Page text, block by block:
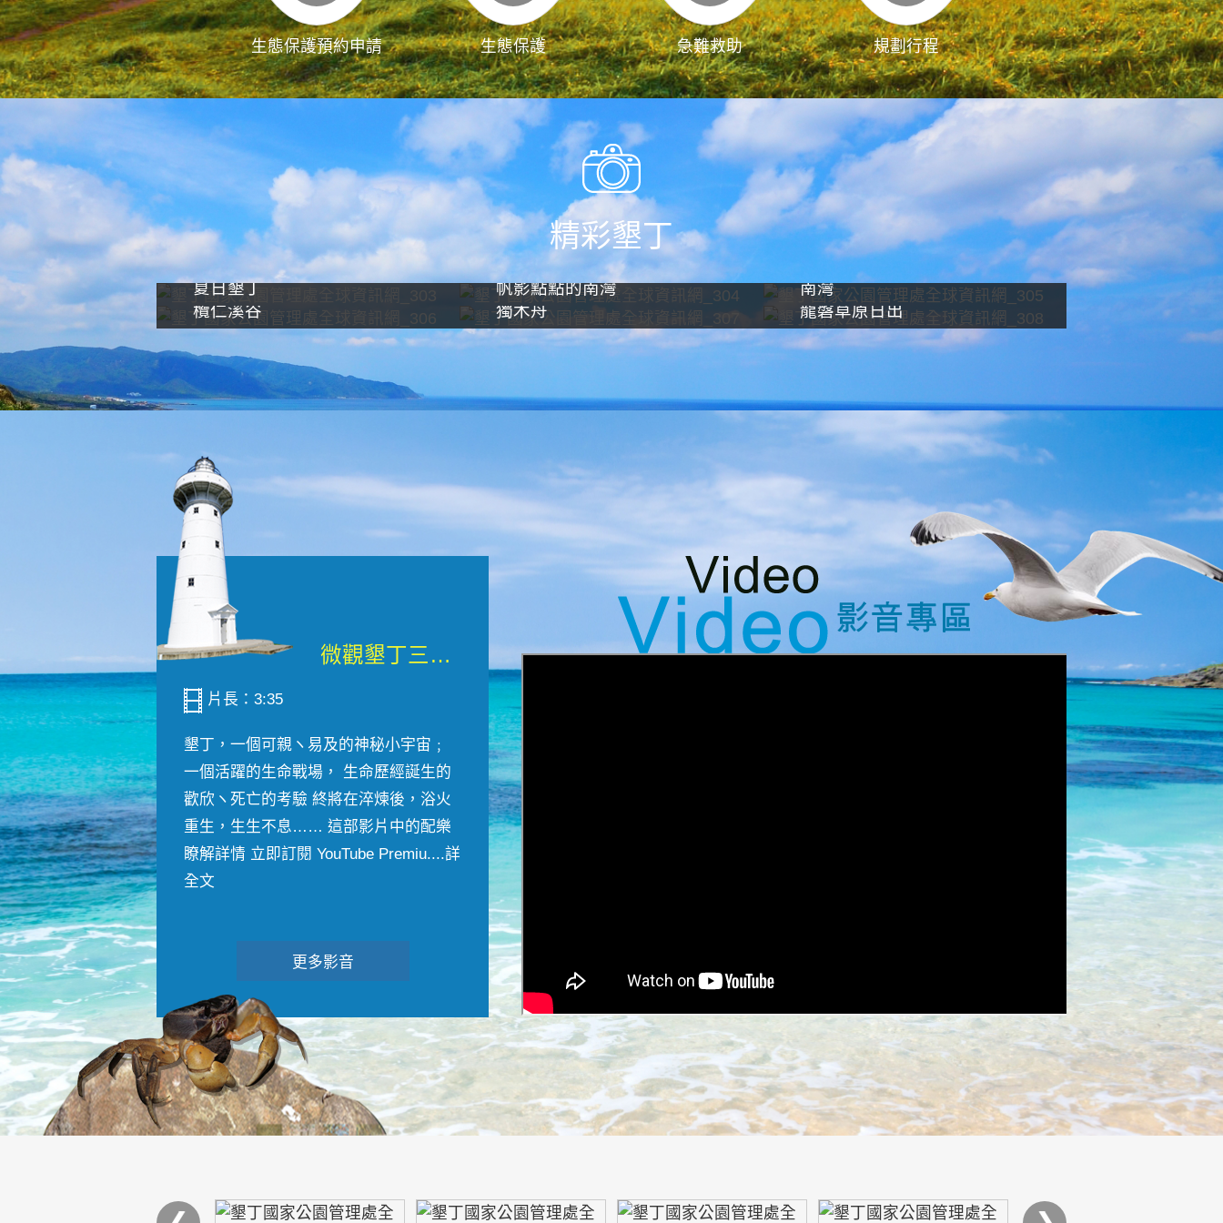
生態保護預約申請 生態保護 急難救助 規劃行程 影像直播
精彩墾丁
夏日墾丁 帆影點點的南灣
南灣
欖仁溪谷
獨木舟 龍磐草原日出
微觀墾丁三部曲 重生....
片長：3:35
墾丁，一個可親ヽ易及的神秘小宇宙﹔
一個活躍的生命戰場， 生命歷經誕生的
歡欣ヽ死亡的考驗 終將在淬煉後，浴火
重生，生生不息…… 這部影片中的配樂
瞭解詳情 立即訂閱 YouTube Premiu....詳
全文
更多影音